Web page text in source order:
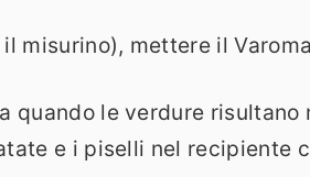
misurino), mettere il
quando le verdure
e i piselli nel recipiente